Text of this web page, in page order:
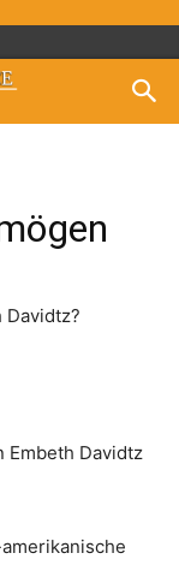
Davidtz?
Embeth Davidtz